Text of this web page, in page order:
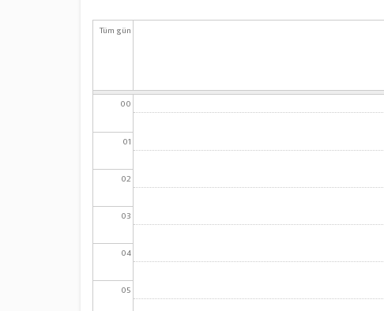
Tüm gün
00
01
02
03
04
05